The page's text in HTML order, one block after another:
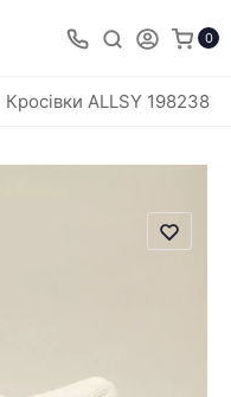
0
Кросівки ALLSY 198238